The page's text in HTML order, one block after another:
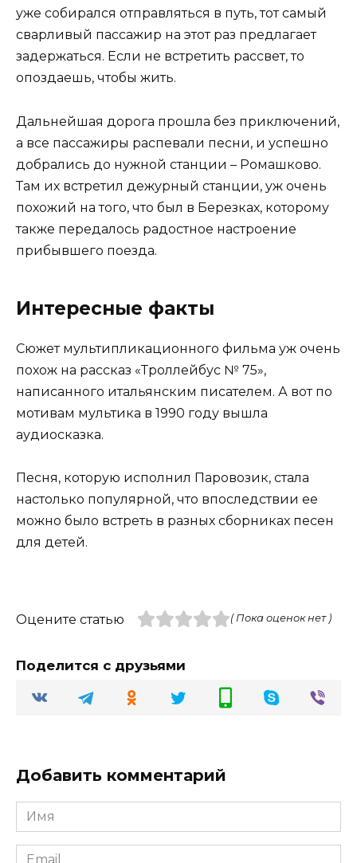
уже собирался отправляться в путь, тот самый
сварливый пассажир на этот раз предлагает
задержаться. Если не встретить рассвет, то
опоздаешь, чтобы жить.
Дальнейшая дорога прошла без приключений,
а все пассажиры распевали песни, и успешно
добрались до нужной станции – Ромашково.
Там их встретил дежурный станции, уж очень
похожий на того, что был в Березках, которому
также передалось радостное настроение
прибывшего поезда.
Интересные факты
Сюжет мультипликационного фильма уж очень
похож на рассказ «Троллейбус № 75»,
написанного итальянским писателем. А вот по
мотивам мультика в 1990 году вышла
аудиосказка.
Песня, которую исполнил Паровозик, стала
настолько популярной, что впоследствии ее
можно было встреть в разных сборниках песен
для детей.
Оцените статью ( Пока оценок нет )
Поделится с друзьями
Добавить комментарий
Имя
Email